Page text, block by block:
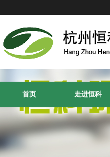
首页 走进恒科